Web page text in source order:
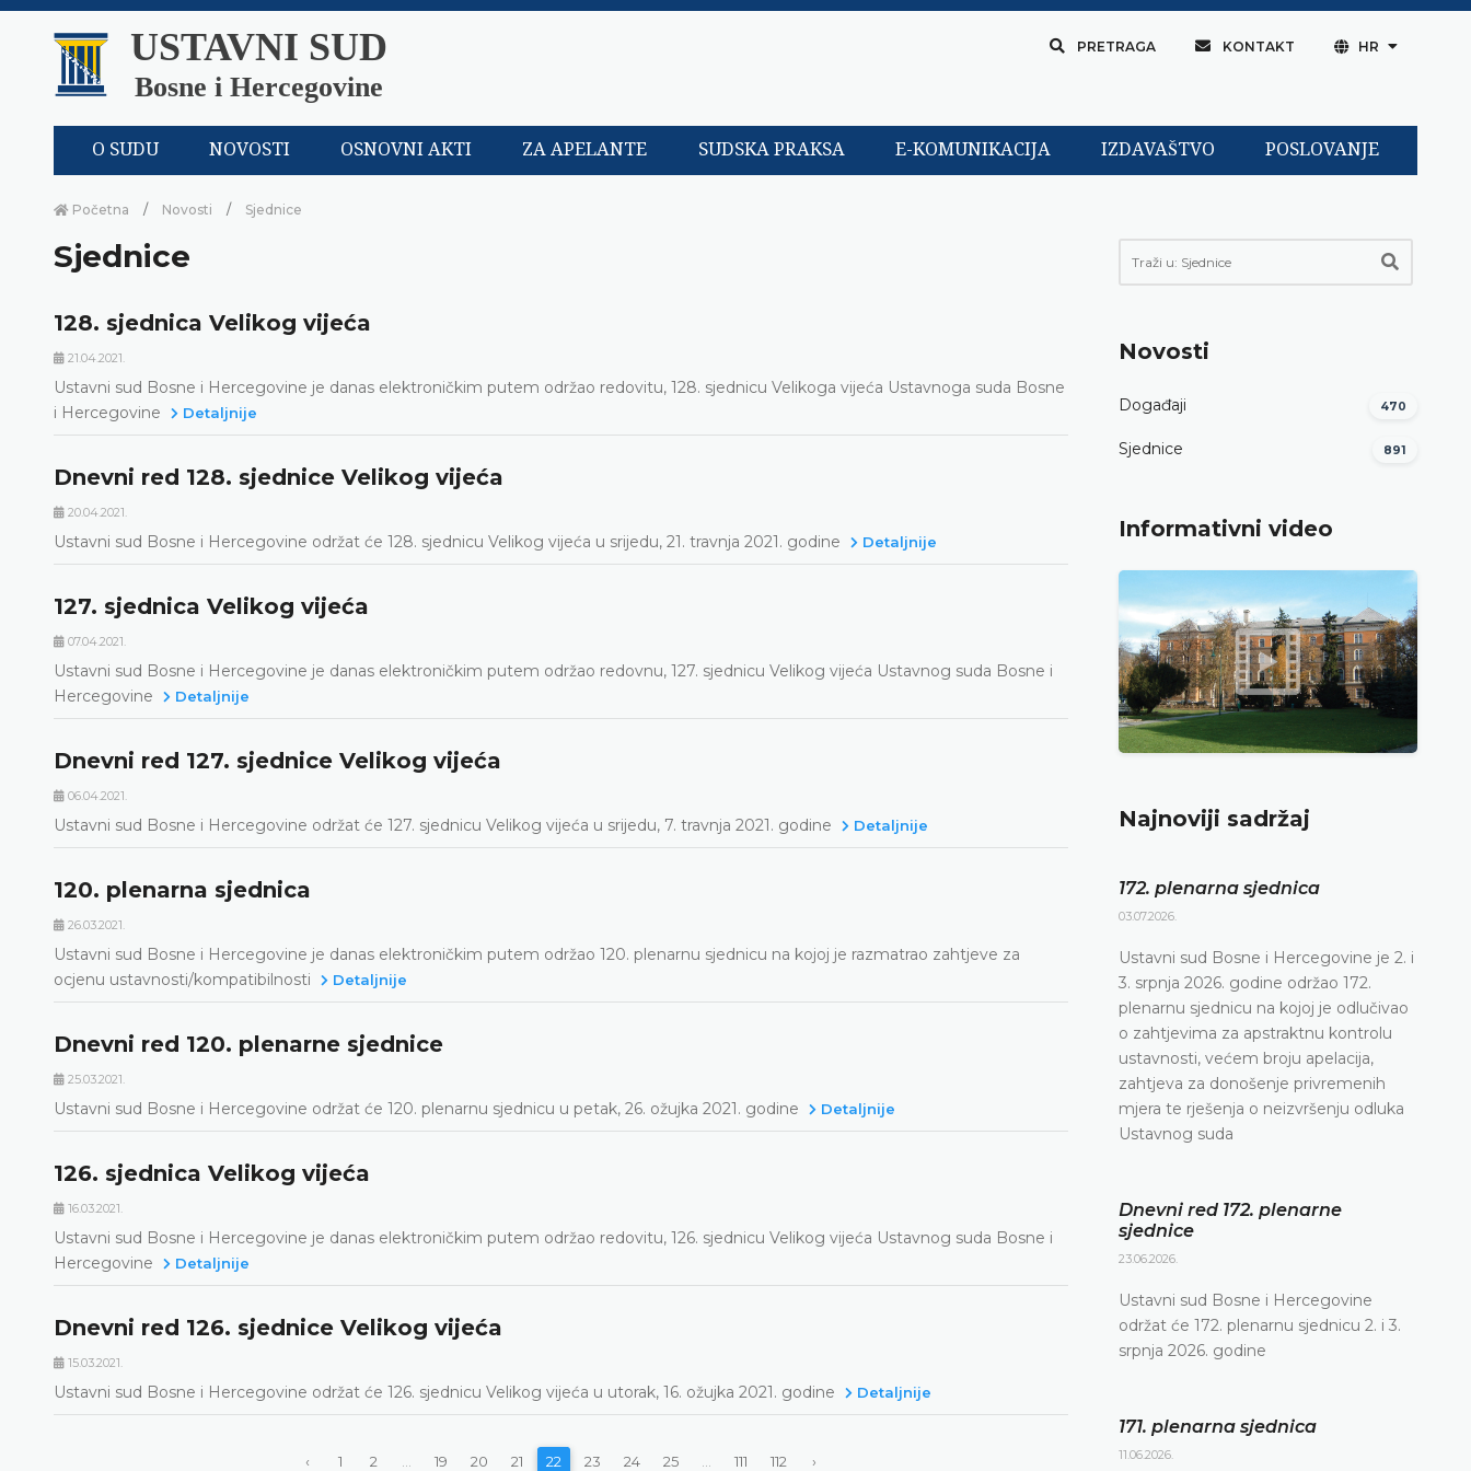
USTAVNI SUD
Bosne i Hercegovine
PRETRAGA KONTAKT HR
O SUDU NOVOSTI OSNOVNI AKTI ZA APELANTE SUDSKA PRAKSA E-KOMUNIKACIJA IZDAVAŠTVO POSLOVANJE
Početna Novosti Sjednice
Sjednice
128. sjednica Velikog vijeća
21.04.2021.
Ustavni sud Bosne i Hercegovine je danas elektroničkim putem održao redovitu, 128. sjednicu Velikoga vijeća Ustavnoga suda Bosne
i Hercegovine
Detaljnije
Dnevni red 128. sjednice Velikog vijeća
20.04.2021.
Ustavni sud Bosne i Hercegovine održat će 128. sjednicu Velikog vijeća u srijedu, 21. travnja 2021. godine Detaljnije
127. sjednica Velikog vijeća
07.04.2021.
Ustavni sud Bosne i Hercegovine je danas elektroničkim putem održao redovnu, 127. sjednicu Velikog vijeća Ustavnog suda Bosne i
Hercegovine
Detaljnije
Dnevni red 127. sjednice Velikog vijeća
06.04.2021.
Ustavni sud Bosne i Hercegovine održat će 127. sjednicu Velikog vijeća u srijedu, 7. travnja 2021. godine Detaljnije
120. plenarna sjednica
26.03.2021.
Ustavni sud Bosne i Hercegovine je danas elektroničkim putem održao 120. plenarnu sjednicu na kojoj je razmatrao zahtjeve za
ocjenu ustavnosti/kompatibilnosti
Detaljnije
Dnevni red 120. plenarne sjednice
25.03.2021.
Ustavni sud Bosne i Hercegovine održat će 120. plenarnu sjednicu u petak, 26. ožujka 2021. godine Detaljnije
126. sjednica Velikog vijeća
16.03.2021.
Ustavni sud Bosne i Hercegovine je danas elektroničkim putem održao redovitu, 126. sjednicu Velikog vijeća Ustavnog suda Bosne i
Hercegovine
Detaljnije
Dnevni red 126. sjednice Velikog vijeća
15.03.2021.
Ustavni sud Bosne i Hercegovine održat će 126. sjednicu Velikog vijeća u utorak, 16. ožujka 2021. godine Detaljnije
‹ 1 2 19 20 21 22 23 24 25 111 112 ›
Novosti
Događaji 470
Sjednice 891
Informativni video
Najnoviji sadržaj
172. plenarna sjednica
03.07.2026.
Ustavni sud Bosne i Hercegovine je 2. i
3. srpnja 2026. godine održao 172.
plenarnu sjednicu na kojoj je odlučivao
o zahtjevima za apstraktnu kontrolu
ustavnosti, većem broju apelacija,
zahtjeva za donošenje privremenih
mjera te rješenja o neizvršenju odluka
Ustavnog suda
Dnevni red 172. plenarne
sjednice
23.06.2026.
Ustavni sud Bosne i Hercegovine
održat će 172. plenarnu sjednicu 2. i 3.
srpnja 2026. godine
171. plenarna sjednica
11.06.2026.